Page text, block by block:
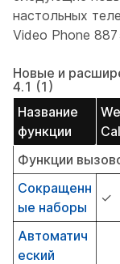
настольных
Video Phone
Новые и
4.1 (1)
Название
функции
Функции
Сокращенн
ые наборы
✓
Автоматич
еский